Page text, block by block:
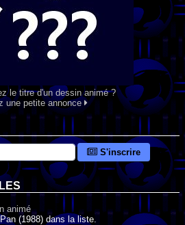
le titre d'un dessin animé ?
une petite annonce
S'inscrire
animé
(1988) dans la liste.